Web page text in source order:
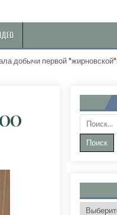
"жирновской"нефти
Поиск:
Архивы